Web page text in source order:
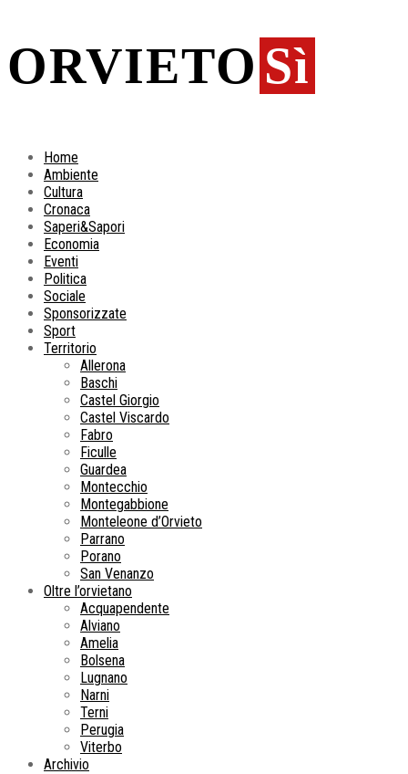
ORVIETO Sì
Home
Ambiente
Cultura
Cronaca
Saperi&Sapori
Economia
Eventi
Politica
Sociale
Sponsorizzate
Sport
Territorio
Allerona
Baschi
Castel Giorgio
Castel Viscardo
Fabro
Ficulle
Guardea
Montecchio
Montegabbione
Monteleone d’Orvieto
Parrano
Porano
San Venanzo
Oltre l’orvietano
Acquapendente
Alviano
Amelia
Bolsena
Lugnano
Narni
Terni
Perugia
Viterbo
Archivio